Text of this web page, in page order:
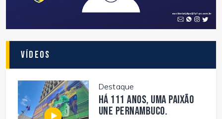
Vídeos
Destaque
Há 111 anos, uma paixão
une Pernambuco.